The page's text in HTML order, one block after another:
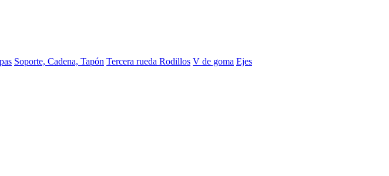
Soporte, Cadena, Tapón Tercera rueda Rodillos V de goma Ejes